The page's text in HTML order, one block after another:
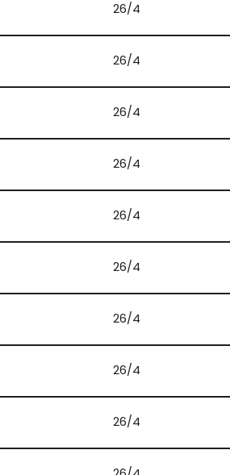
26/4
26/4
26/4
26/4
26/4
26/4
26/4
26/4
26/4